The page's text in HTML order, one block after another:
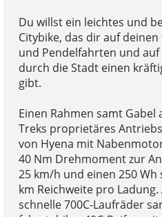
Du willst ein leichtes und
Citybike, das dir auf
und Pendelfahrten und
durch die Stadt einen
gibt.
Einen Rahmen samt
Treks proprietäres
von Hyena mit
40 Nm Drehmoment zur
25 km/h und einen 250
km Reichweite pro
schnelle 700C-Laufräder